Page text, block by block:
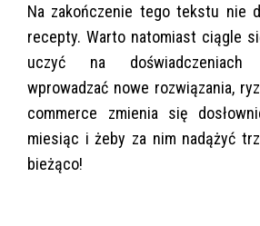
Na zakończenie tego tekstu nie
recepty. Warto natomiast ciągle
uczyć na doświadczeniach
wprowadzać nowe rozwiązania,
commerce zmienia się
miesiąc i żeby za nim nadążyć
bieżąco!